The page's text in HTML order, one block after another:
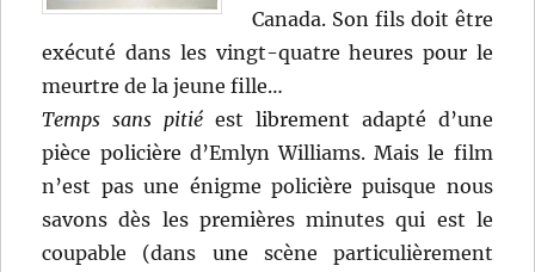
Canada. Son fils doit être
exécuté dans les vingt-quatre heures pour le
meurtre de la jeune fille…
Temps sans pitié est librement adapté d’une
pièce policière d’Emlyn Williams. Mais le film
n’est pas une énigme policière puisque nous
savons dès les premières minutes qui est le
coupable (dans une scène particulièrement